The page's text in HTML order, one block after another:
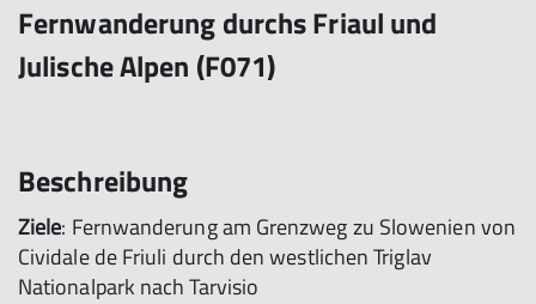
Fernwanderung durchs Friaul und
Julische Alpen (F071)
Beschreibung
Ziele: Fernwanderung am Grenzweg zu Slowenien von
Cividale de Friuli durch den westlichen Triglav
Nationalpark nach Tarvisio